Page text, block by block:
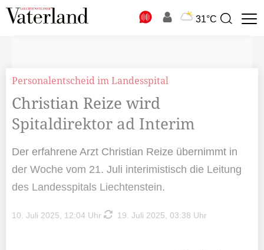
31°C
Suchbegriff
Personalentscheid im Landesspital
Christian Reize wird
Spitaldirektor ad Interim
Der erfahrene Arzt Christian Reize übernimmt in
der Woche vom 21. Juli interimistisch die Leitung
des Landesspitals Liechtenstein.
10. Juli 2025, 12:04 Uhr 19. Juli 2025, 03:38 Uhr